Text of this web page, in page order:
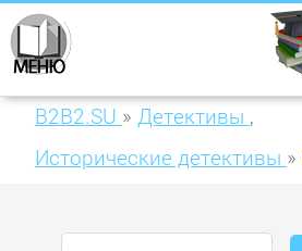
B2B2.SU » Детективы ,
Исторические детективы »